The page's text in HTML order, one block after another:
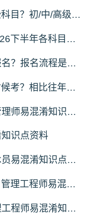
2026年下半年软考有哪些科目？初/中/高级分别考什么？
软考备考资料：希赛网2026下半年各科目易混淆知识点汇总
2026年下半年软考在哪报名？报名流程是什么？
2026年下半年软考什么时候考？相比往年有哪些新变动？
2026下半年系统规划与管理师易混淆知识点资料
识点资料
2026下半年信息处理技术员易混淆知识点资料
2026下半年系统集成项目管理工程师易混淆知识点资料
2026下半年信息系统管理工程师易混淆知识点资料